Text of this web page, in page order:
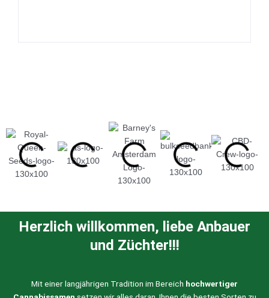
Herzlich willkommen, liebe Anbauer
und Züchter!!!
Mit einer langjährigen Tradition im Bereich hochwertiger